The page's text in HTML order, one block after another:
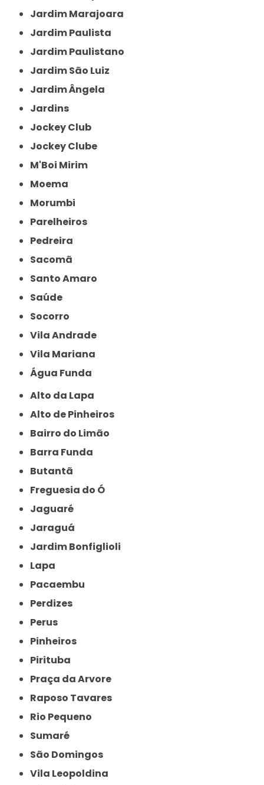
Jardim Marajoara
Jardim Paulista
Jardim Paulistano
Jardim São Luiz
Jardim Ângela
Jardins
Jockey Club
Jockey Clube
M'Boi Mirim
Moema
Morumbi
Parelheiros
Pedreira
Sacomã
Santo Amaro
Saúde
Socorro
Vila Andrade
Vila Mariana
Água Funda
Alto da Lapa
Alto de Pinheiros
Bairro do Limão
Barra Funda
Butantã
Freguesia do Ó
Jaguaré
Jaraguá
Jardim Bonfiglioli
Lapa
Pacaembu
Perdizes
Perus
Pinheiros
Pirituba
Praça da Arvore
Raposo Tavares
Rio Pequeno
Sumaré
São Domingos
Vila Leopoldina